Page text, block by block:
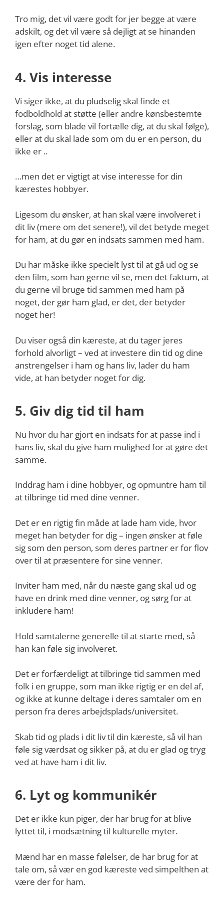
Tro mig, det vil være godt for jer begge at være
adskilt, og det vil være så dejligt at se hinanden
igen efter noget tid alene.
4. Vis interesse
Vi siger ikke, at du pludselig skal finde et
fodboldhold at støtte (eller andre kønsbestemte
forslag, som blade vil fortælle dig, at du skal følge),
eller at du skal lade som om du er en person, du
ikke er ..
…men det er vigtigt at vise interesse for din
kærestes hobbyer.
Ligesom du ønsker, at han skal være involveret i
dit liv (mere om det senere!), vil det betyde meget
for ham, at du gør en indsats sammen med ham.
Du har måske ikke specielt lyst til at gå ud og se
den film, som han gerne vil se, men det faktum, at
du gerne vil bruge tid sammen med ham på
noget, der gør ham glad, er det, der betyder
noget her!
Du viser også din kæreste, at du tager jeres
forhold alvorligt – ved at investere din tid og dine
anstrengelser i ham og hans liv, lader du ham
vide, at han betyder noget for dig.
5. Giv dig tid til ham
Nu hvor du har gjort en indsats for at passe ind i
hans liv, skal du give ham mulighed for at gøre det
samme.
Inddrag ham i dine hobbyer, og opmuntre ham til
at tilbringe tid med dine venner.
Det er en rigtig fin måde at lade ham vide, hvor
meget han betyder for dig – ingen ønsker at føle
sig som den person, som deres partner er for flov
over til at præsentere for sine venner.
Inviter ham med, når du næste gang skal ud og
have en drink med dine venner, og sørg for at
inkludere ham!
Hold samtalerne generelle til at starte med, så
han kan føle sig involveret.
Det er forfærdeligt at tilbringe tid sammen med
folk i en gruppe, som man ikke rigtig er en del af,
og ikke at kunne deltage i deres samtaler om en
person fra deres arbejdsplads/universitet.
Skab tid og plads i dit liv til din kæreste, så vil han
føle sig værdsat og sikker på, at du er glad og tryg
ved at have ham i dit liv.
6. Lyt og kommunikér
Det er ikke kun piger, der har brug for at blive
lyttet til, i modsætning til kulturelle myter.
Mænd har en masse følelser, de har brug for at
tale om, så vær en god kæreste ved simpelthen at
være der for ham.